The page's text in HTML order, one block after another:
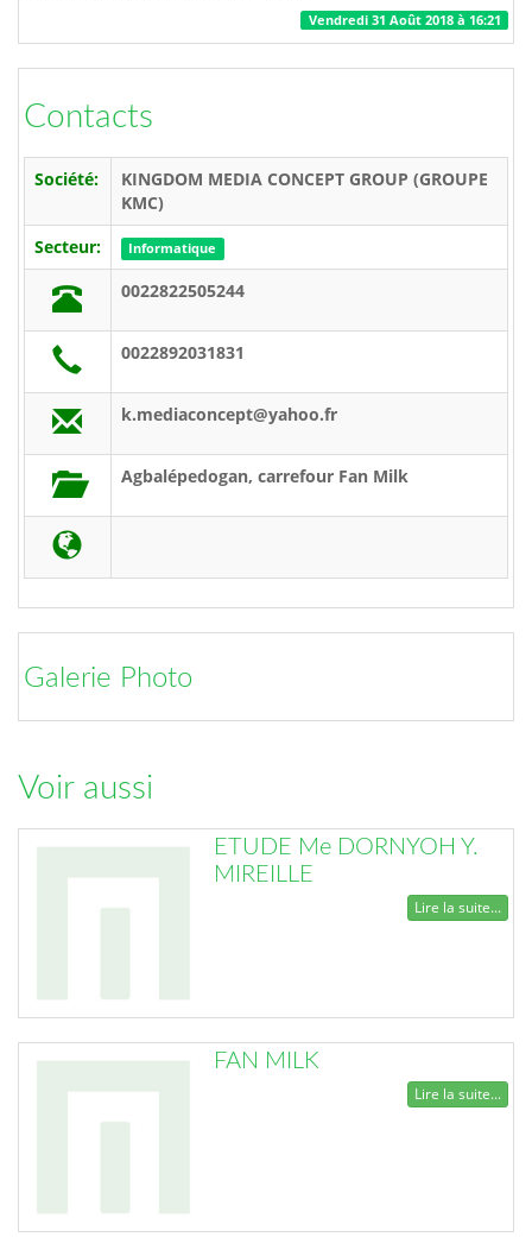
Vendredi 31 Août 2018 à 16:21
Contacts
Société:
KINGDOM MEDIA CONCEPT GROUP (GROUPE
KMC)
Secteur:
Informatique
0022822505244
0022892031831
k.mediaconcept@yahoo.fr
Agbalépedogan, carrefour Fan Milk
Galerie Photo
Voir aussi
ETUDE Me DORNYOH Y.
MIREILLE
Lire la suite...
FAN MILK
Lire la suite...